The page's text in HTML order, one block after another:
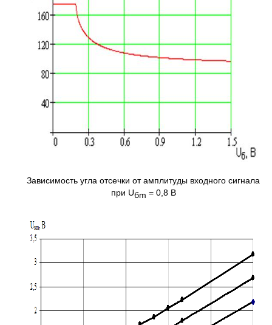
Зависимость угла отсечки от амплитуды входного сигнала
при Uбm = 0,8 B